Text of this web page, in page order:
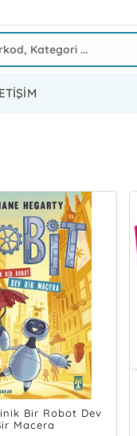
Bir Robot Dev
Macera